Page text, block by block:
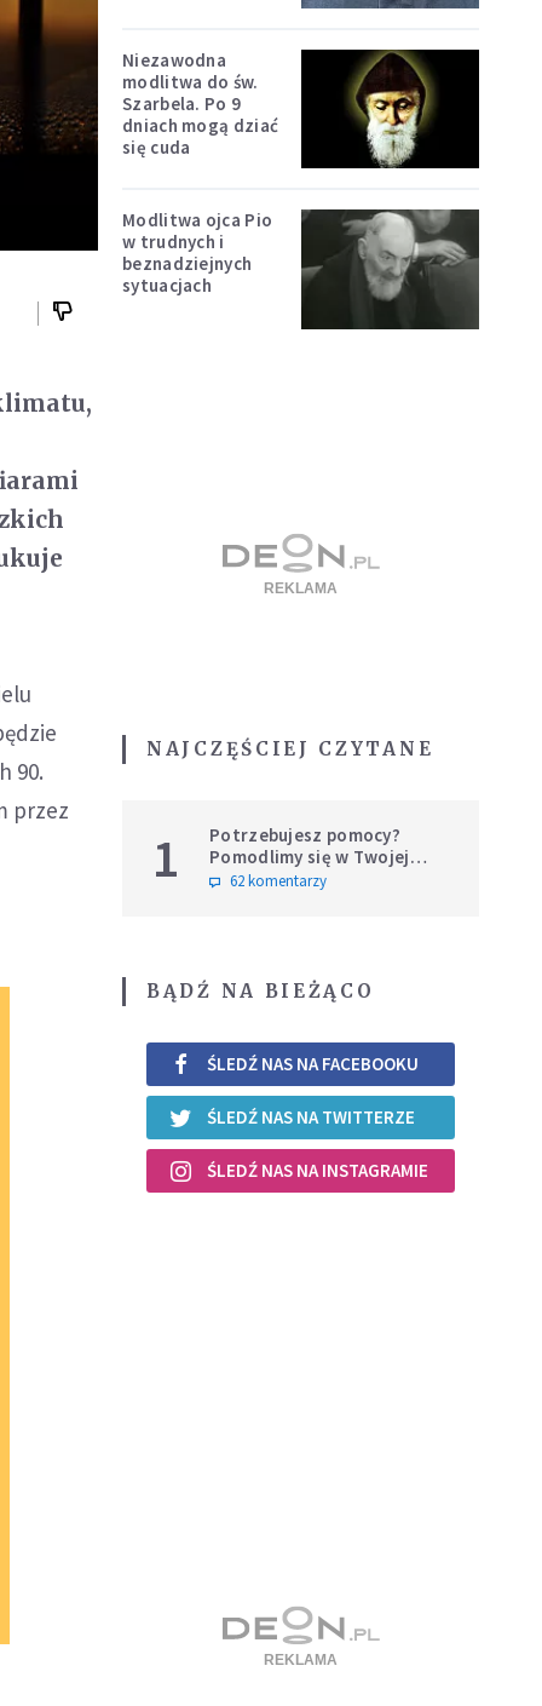
90.
przez
Niezawodna
modlitwa do św.
Szarbela. Po 9
dniach mogą dziać
się cuda
Modlitwa ojca Pio
w trudnych i
beznadziejnych
sytuacjach
NAJCZĘŚCIEJ CZYTANE
1
Potrzebujesz pomocy?
Pomodlimy się w Twojej
intencji
62 komentarzy
BĄDŹ NA BIEŻĄCO
ŚLEDŹ NAS NA FACEBOOKU
ŚLEDŹ NAS NA TWITTERZE
ŚLEDŹ NAS NA INSTAGRAMIE